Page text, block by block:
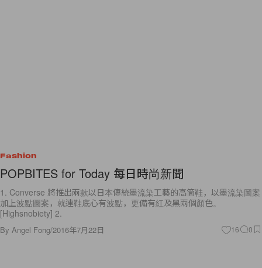
Fashion
POPBITES for Today 每日時尚新聞
1. Converse 將推出兩款以日本傳統墨流染工藝的高筒鞋，以墨流染圖案
加上波點圖案，就連鞋底心有波點，更備有紅及黑兩個顏色。
[Highsnobiety] 2.
By Angel Fong/2016年7月22日 16 0